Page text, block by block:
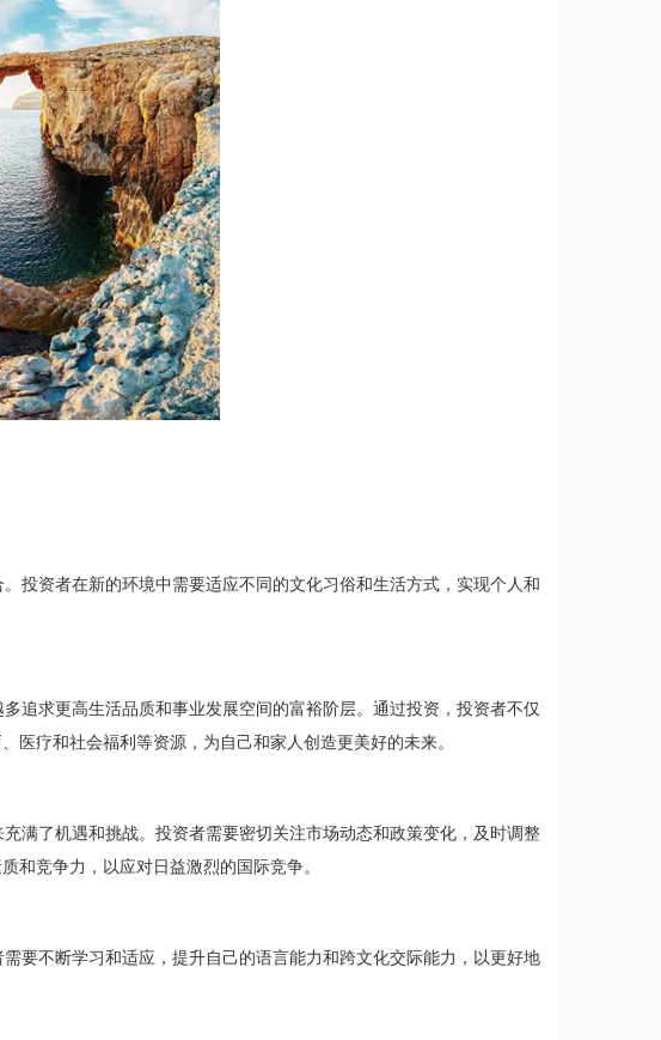
投资者在新的环境中需要适应不同的文化习俗和生活方式，实现个人和
追求更高生活品质和事业发展空间的富裕阶层。通过投资，投资者不仅
医疗和社会福利等资源，为自己和家人创造更美好的未来。
满了机遇和挑战。投资者需要密切关注市场动态和政策变化，及时调整
和竞争力，以应对日益激烈的国际竞争。
要不断学习和适应，提升自己的语言能力和跨文化交际能力，以更好地